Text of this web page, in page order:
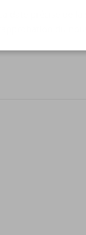
La date précise de
l’approbation du